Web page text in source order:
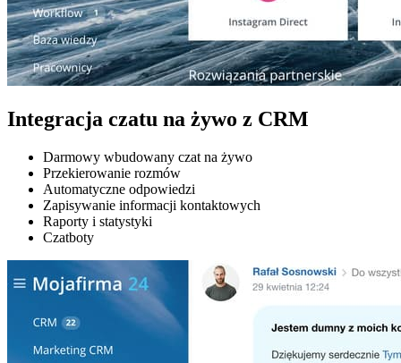
Integracja czatu na żywo z CRM
Darmowy wbudowany czat na żywo
Przekierowanie rozmów
Automatyczne odpowiedzi
Zapisywanie informacji kontaktowych
Raporty i statystyki
Czatboty